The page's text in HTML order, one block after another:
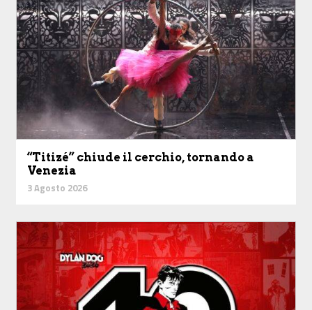
“Titizé” chiude il cerchio, tornando a
Venezia
3 Agosto 2026